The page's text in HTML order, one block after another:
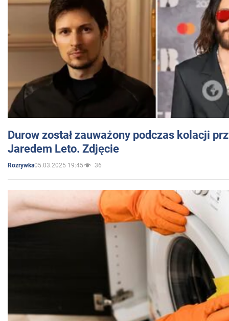
Durow został zauważony podczas kolacji
Jaredem Leto. Zdjęcie
Rozrywka05.03.2025 19:45 36